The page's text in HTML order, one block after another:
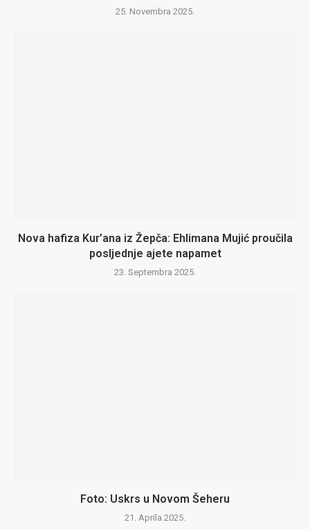
25. Novembra 2025.
Nova hafiza Kur’ana iz Žepča: Ehlimana Mujić proučila
posljednje ajete napamet
23. Septembra 2025.
Foto: Uskrs u Novom Šeheru
21. Aprila 2025.